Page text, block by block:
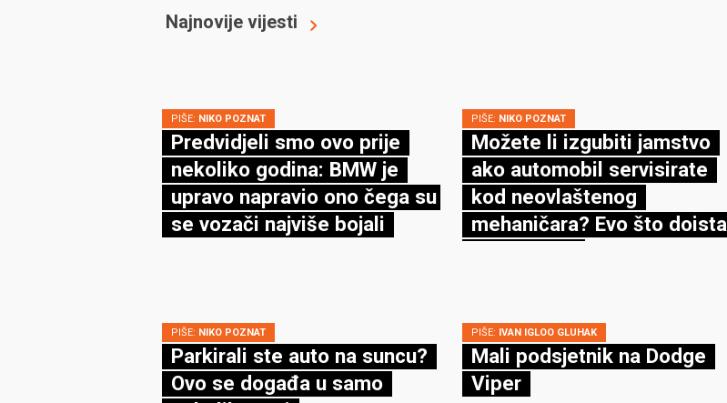
Najnovije vijesti
PIŠE: NIKO POZNAT
Predvidjeli smo ovo prije
nekoliko godina: BMW je
upravo napravio ono čega su
se vozači najviše bojali
PIŠE: NIKO POZNAT
Možete li izgubiti jamstvo
ako automobil servisirate
kod neovlaštenog
mehaničara? Evo što doista
PIŠE: NIKO POZNAT
Parkirali ste auto na suncu?
Ovo se događa u samo
PIŠE: IVAN IGLOO GLUHAK
Mali podsjetnik na Dodge
Viper